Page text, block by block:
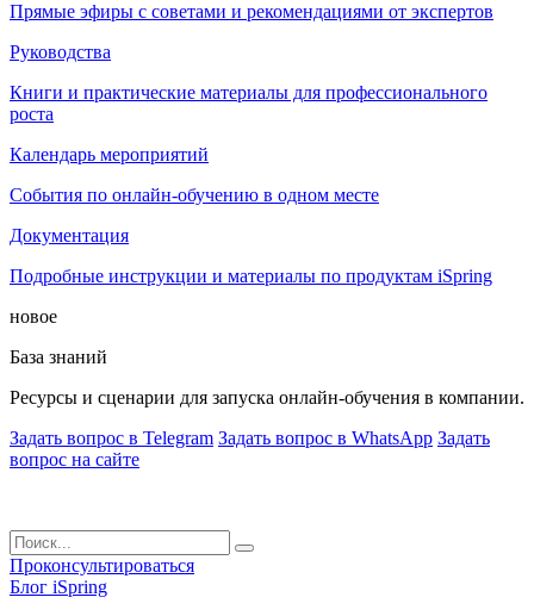
Прямые эфиры с советами и рекомендациями от экспертов
Руководства
Книги и практические материалы для профессионального
роста
Календарь мероприятий
События по онлайн-обучению в одном месте
Документация
Подробные инструкции и материалы по продуктам iSpring
новое
База знаний
Ресурсы и сценарии для запуска онлайн-обучения в компании.
Задать вопрос в Telegram Задать вопрос в WhatsApp Задать
вопрос на сайте
Проконсультироваться
Блог iSpring